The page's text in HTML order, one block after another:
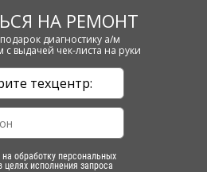
НА РЕМОНТ
диагностику а/м
выдачей чек-листа на руки
на обработку персональных
целях исполнения запроса